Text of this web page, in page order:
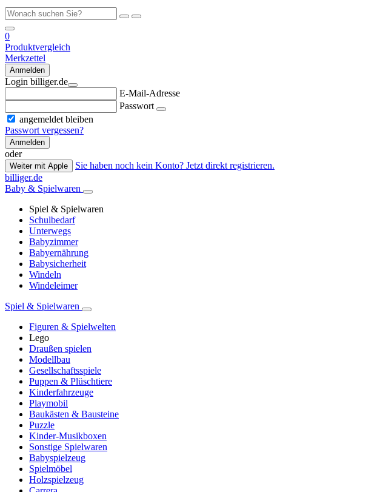
0
Produktvergleich
Merkzettel
Anmelden
Login billiger.de
E-Mail-Adresse
Passwort
angemeldet bleiben
Passwort vergessen?
Anmelden
oder
Weiter mit Apple
Sie haben noch kein Konto? Jetzt direkt registrieren.
billiger.de
Baby & Spielwaren
Spiel & Spielwaren
Schulbedarf
Unterwegs
Babyzimmer
Babyernährung
Babysicherheit
Windeln
Windeleimer
Spiel & Spielwaren
Figuren & Spielwelten
Lego
Draußen spielen
Modellbau
Gesellschaftsspiele
Puppen & Plüschtiere
Kinderfahrzeuge
Playmobil
Baukästen & Bausteine
Puzzle
Kinder-Musikboxen
Sonstige Spielwaren
Babyspielzeug
Spielmöbel
Holzspielzeug